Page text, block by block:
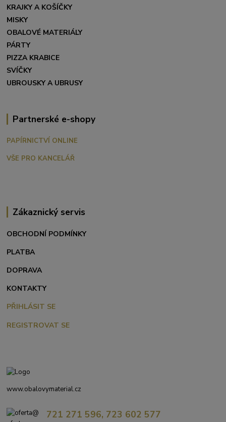
KRAJKY A KOŠÍČKY
MISKY
OBALOVÉ MATERIÁLY
PÁRTY
PIZZA KRABICE
SVÍČKY
UBROUSKY A UBRUSY
Partnerské e-shopy
PAPÍRNICTVÍ ONLINE
VŠE PRO KANCELÁŘ
Zákaznický servis
OBCHODNÍ PODMÍNKY
PLATBA
DOPRAVA
KONTAKTY
PŘIHLÁSIT SE
REGISTROVAT SE
www.obalovymaterial.cz
721 271 596, 723 602 577